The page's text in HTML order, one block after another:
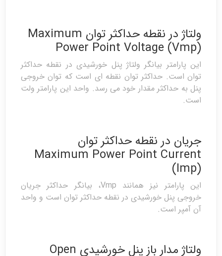
ولتاژ در نقطه حداکثر توان Maximum
Power Point Voltage (Vmp)
این پارامتر بیانگر ولتاژ پنل خورشیدی در نقطه حداکثر
توان است. حداکثر توان نقطه ای است که توان خروجی
پنل به حداکثر مقدار خود می رسد. واحد این پارامتر ولت
است.
جریان در نقطه حداکثر توان
Maximum Power Point Current
(Imp)
این پارامتر نیز همانند Vmp، بیانگر حداکثر جریان
خروجی پنل خورشیدی در نقطه حداکثر توان است و واحد
آن آمپر است.
ولتاژ مدار باز پنل خورشیدی Open